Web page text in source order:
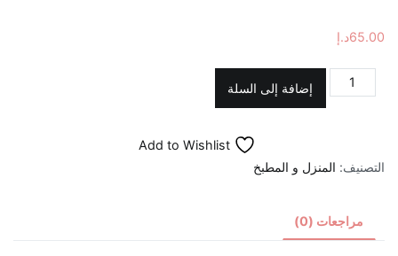
65.00د.إ
كمية
جل
في
إضافة إلى السلة
Add to Wishlist
التصنيف: المنزل و المطبخ
مراجعات (0)